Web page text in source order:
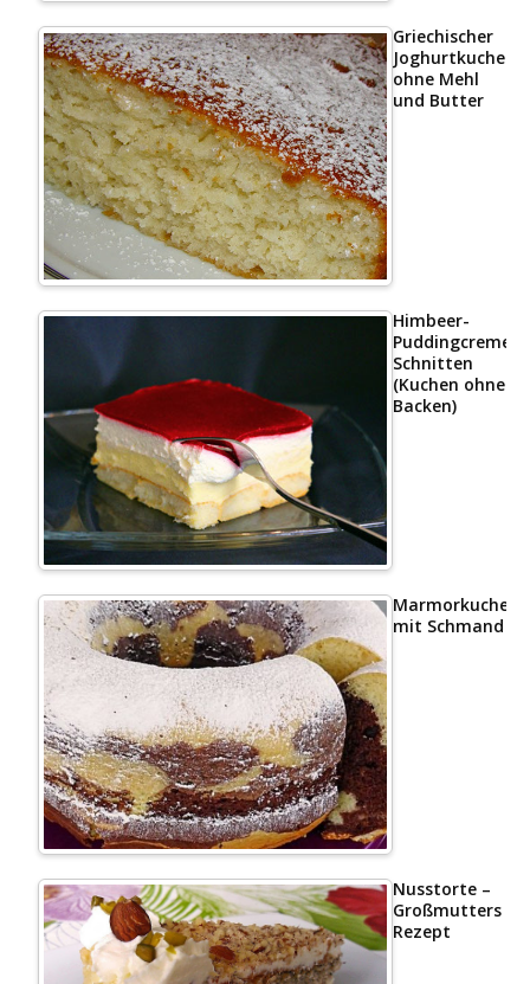
Griechischer
Joghurtkuchen
ohne Mehl
und Butter
Himbeer-
Puddingcreme
Schnitten
(Kuchen ohne
Backen)
Marmorkuchen
mit Schmand
Nusstorte –
Großmutters
Rezept